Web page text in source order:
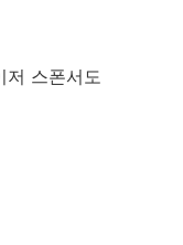
저 스폰서도